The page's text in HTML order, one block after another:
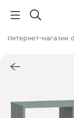
Интернет-магазин